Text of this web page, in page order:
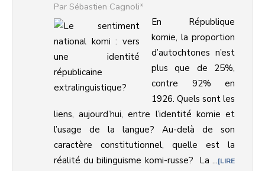
Sébastien Cagnoli*
En République
komie, la proportion
d’autochtones n’est
plus que de 25%,
contre 92% en
1926. Quels sont les
liens, aujourd’hui, entre l’identité komie et
l’usage de la langue? Au-delà de son
caractère constitutionnel, quelle est la
réalité du bilinguisme komi-russe? La ... LIRE